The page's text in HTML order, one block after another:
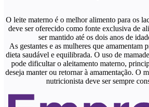
O leite materno é o melhor alimento para os
deve ser oferecido como fonte exclusiva de
ser mantido até os dois anos de
As gestantes e as mulheres que amamentam
dieta saudável e equilibrada. O uso de
pode dificultar o aleitamento materno,
deseja manter ou retornar à amamentação. O
nutricionista deve ser sempre